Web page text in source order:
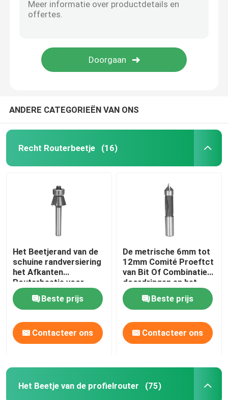
ANDERE CATEGORIEËN VAN ONS
Recht Routerbeetje (16)
Het Beetjerand van de
schuine randversiering
het Afkanten
Routerbeetje voor
Vernisje en Laminaat
Beste prijs
Contacteer ons
De metrische 6mm tot
12mm Comité Proeftct
van Bit Of Combinatie
doordringen en het
Beetje van de
Versieringsrouter
Beste prijs
Contacteer ons
Het Beetje van de profielrouter (75)